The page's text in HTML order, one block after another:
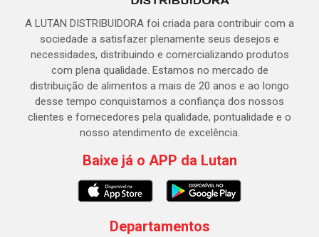
A LUTAN DISTRIBUIDORA foi criada para contribuir com a
sociedade a satisfazer plenamente seus desejos e
necessidades, distribuindo e comercializando produtos
com plena qualidade. Estamos no mercado de
distribuição de alimentos a mais de 20 anos e ao longo
desse tempo conquistamos a confiança dos nossos
clientes e fornecedores pela qualidade, pontualidade e o
nosso atendimento de excelência.
Baixe já o APP da Lutan
Departamentos